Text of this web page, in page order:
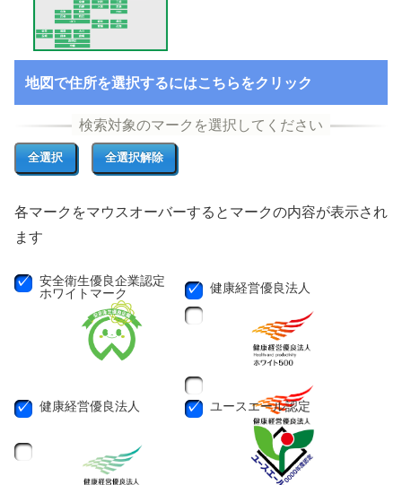
地図で住所を選択するにはこちらをクリック
各マークをマウスオーバーするとマークの内容が表示され
ます
安全衛生優良企業認定
ホワイトマーク 健康経営優良法人
健康経営優良法人 ユースエール認定